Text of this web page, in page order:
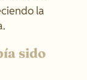
la
sido